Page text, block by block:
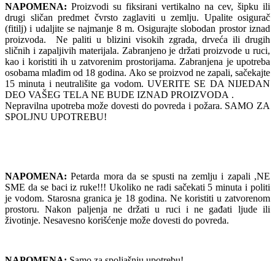
NAPOMENA: Proizvodi su fiksirani vertikalno na cev, šipku ili
drugi sličan predmet čvrsto zaglaviti u zemlju. Upalite osigurač
(fitilj) i udaljite se najmanje 8 m. Osigurajte slobodan prostor iznad
proizvoda. Ne paliti u blizini visokih zgrada, drveća ili drugih
sličnih i zapaljivih materijala. Zabranjeno je držati proizvode u ruci,
kao i koristiti ih u zatvorenim prostorijama. Zabranjena je upotreba
osobama mlađim od 18 godina. Ako se proizvod ne zapali, sačekajte
15 minuta i neutrališite ga vodom. UVERITE SE DA NIJEDAN
DEO VAŠEG TELA NE BUDE IZNAD PROIZVODA .
Nepravilna upotreba može dovesti do povreda i požara. SAMO ZA
SPOLJNU UPOTREBU!
NAPOMENA: Petarda mora da se spusti na zemlju i zapali ,NE
SME da se baci iz ruke!!! Ukoliko ne radi sačekati 5 minuta i politi
je vodom. Starosna granica je 18 godina. Ne koristiti u zatvorenom
prostoru. Nakon paljenja ne držati u ruci i ne gađati ljude ili
životinje. Nesavesno korišćenje može dovesti do povreda.